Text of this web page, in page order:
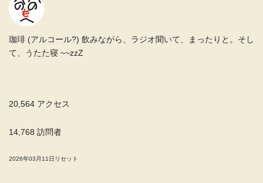
珈琲 (アルコール?) 飲みながら、ラジオ聞いて、まったりと。そし
て、うたた寝 ~~zzZ
20,564 アクセス
14,768 訪問者
2026年03月11日リセット